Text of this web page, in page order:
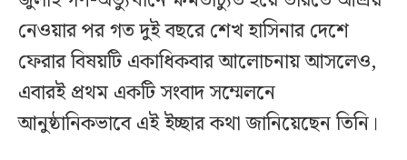
নেওয়ার পর গত দুই বছরে শেখ হাসিনার দেশে
ফেরার বিষয়টি একাধিকবার আলোচনায় আসলেও,
এবারই প্রথম একটি সংবাদ সম্মেলনে
আনুষ্ঠানিকভাবে এই ইচ্ছার কথা জানিয়েছেন তিনি।